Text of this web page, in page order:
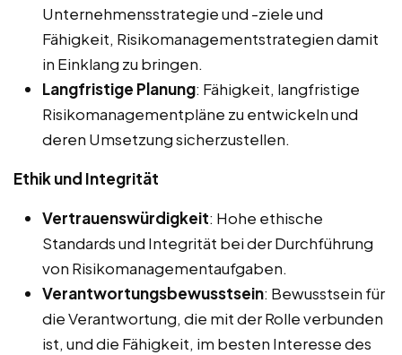
Unternehmensstrategie und -ziele und
Fähigkeit, Risikomanagementstrategien damit
in Einklang zu bringen.
Langfristige Planung: Fähigkeit, langfristige
Risikomanagementpläne zu entwickeln und
deren Umsetzung sicherzustellen.
Ethik und Integrität
Vertrauenswürdigkeit: Hohe ethische
Standards und Integrität bei der Durchführung
von Risikomanagementaufgaben.
Verantwortungsbewusstsein: Bewusstsein für
die Verantwortung, die mit der Rolle verbunden
ist, und die Fähigkeit, im besten Interesse des